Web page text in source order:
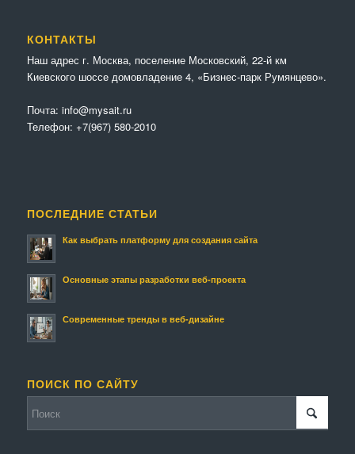
КОНТАКТЫ
Наш адрес г. Москва, поселение Московский, 22-й км
Киевского шоссе домовладение 4, «Бизнес-парк Румянцево».
Почта: info@mysait.ru
Телефон: +7(967) 580-2010
ПОСЛЕДНИЕ СТАТЬИ
Как выбрать платформу для создания сайта
Основные этапы разработки веб-проекта
Современные тренды в веб-дизайне
ПОИСК ПО САЙТУ